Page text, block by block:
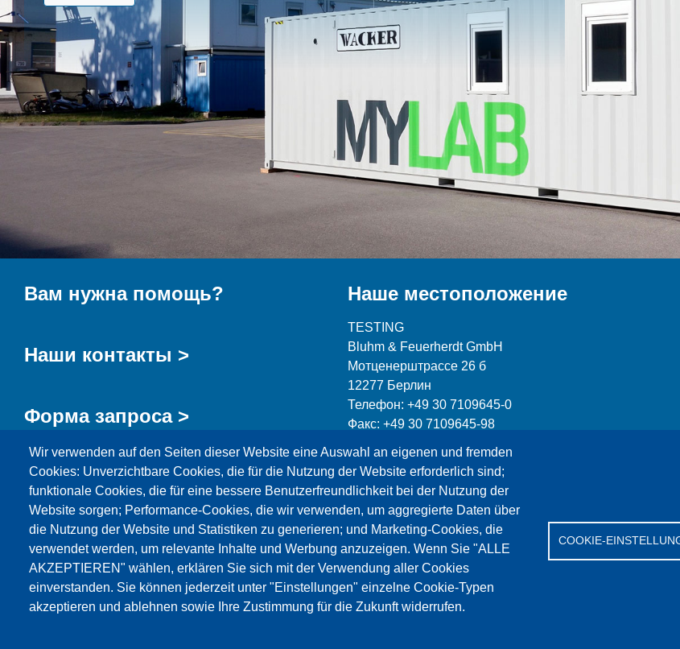
Wir verwenden auf den Seiten dieser Website eine Auswahl an eigenen und fremden
Cookies: Unverzichtbare Cookies, die für die Nutzung der Website erforderlich sind;
funktionale Cookies, die für eine bessere Benutzerfreundlichkeit bei der Nutzung der
Website sorgen; Performance-Cookies, die wir verwenden, um aggregierte Daten über
die Nutzung der Website und Statistiken zu generieren; und Marketing-Cookies, die
verwendet werden, um relevante Inhalte und Werbung anzuzeigen. Wenn Sie "ALLE
AKZEPTIEREN" wählen, erklären Sie sich mit der Verwendung aller Cookies
einverstanden. Sie können jederzeit unter "Einstellungen" einzelne Cookie-Typen
akzeptieren und ablehnen sowie Ihre Zustimmung für die Zukunft widerrufen.
COOKIE-
Вам нужна помощь?
Наши контакты >
Форма запроса >
Наше местоположение
TESTING
Bluhm & Feuerherdt GmbH
Мотценерштрассе 26 б
12277 Берлин
Телефон: +49 30 7109645-0
Факс: +49 30 7109645-98
info@testing.de
Продукция Новости О нас Реализация Сервис Референции Jobs Контакт